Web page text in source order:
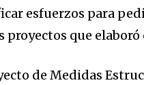
your email address on
Don't worry, we
information is safe
esfuerzos para
proyectos que
de Medidas